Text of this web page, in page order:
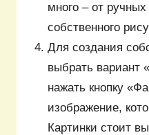
много – от
собственного
Для создания
выбрать вариант
нажать кнопку
изображение,
Картинки стоит